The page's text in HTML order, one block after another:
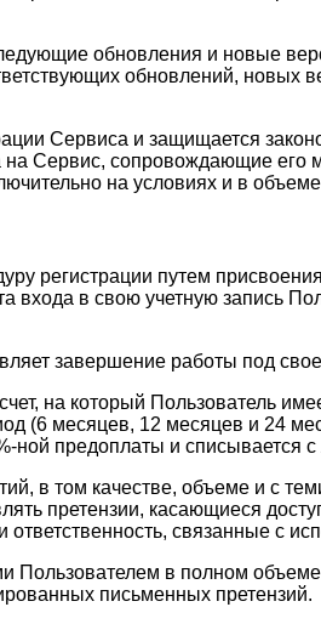
обновления и новые
обновлений, новых
Сервиса и защищается
Сервис, сопровождающие
на условиях и в
регистрации путем
в свою учетную запись
завершение работы под
на который Пользователь
(6 месяцев, 12 месяцев и 24
предоплаты и списывается с
в том качестве, объеме и с
претензии, касающиеся
связанные с
в полном
письменных претензий.